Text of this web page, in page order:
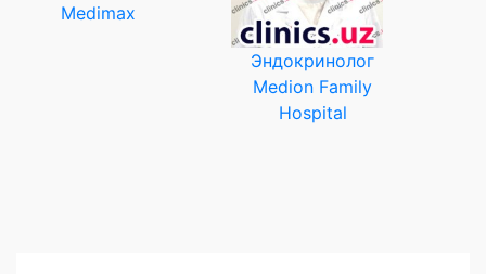
Medimax
Эндокринолог
Medion Family
Hospital